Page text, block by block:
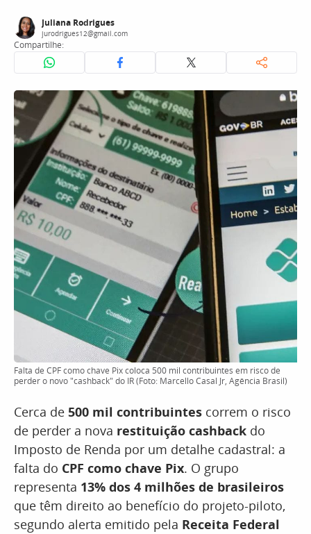
Juliana Rodrigues
jurodrigues12@gmail.com
Compartilhe:
Falta de CPF como chave Pix coloca 500 mil contribuintes em risco de
perder o novo "cashback" do IR (Foto: Marcello Casal Jr, Agência Brasil)
Cerca de 500 mil contribuintes correm o risco
de perder a nova restituição cashback do
Imposto de Renda por um detalhe cadastral: a
falta do CPF como chave Pix. O grupo
representa 13% dos 4 milhões de brasileiros
que têm direito ao benefício do projeto-piloto,
segundo alerta emitido pela Receita Federal